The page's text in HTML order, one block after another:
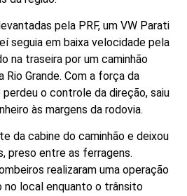
pela PRF, um VW Parati
seguia em baixa velocidade pela
na traseira por um caminhão
Rio Grande. Com a força da
o controle da direção, saiu
às margens da rodovia.
da cabine do caminhão e deixou
preso entre as ferragens.
realizaram uma operação
no local enquanto o trânsito